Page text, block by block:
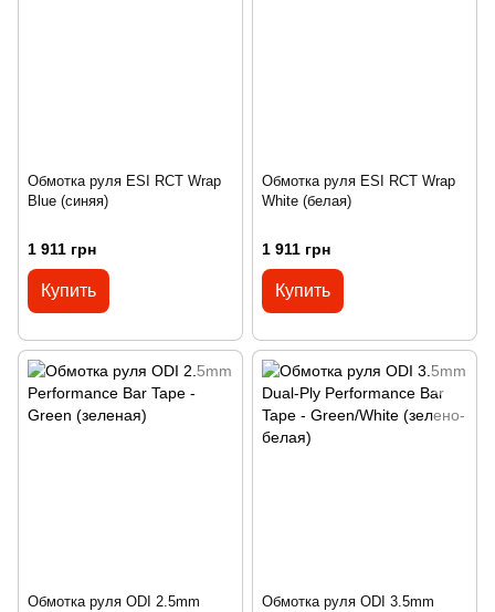
Обмотка руля ESI RCT Wrap
Blue (синяя)
1 911 грн
Купить
Обмотка руля ESI RCT Wrap
White (белая)
1 911 грн
Купить
Обмотка руля ODI 2.5mm
Обмотка руля ODI 3.5mm